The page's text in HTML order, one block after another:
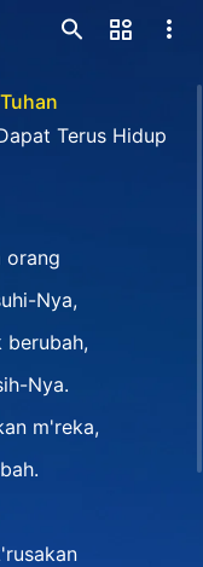
Terus Hidup
orang
Nya,
Nya.
m'reka,